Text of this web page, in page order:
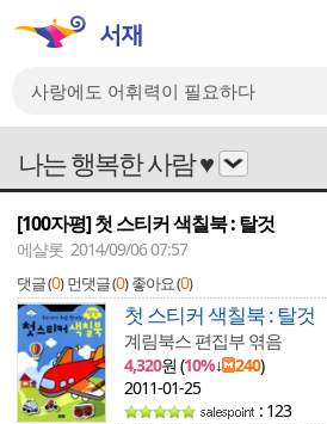
나는 행복한 사람 ♥
[100자평] 첫 스티커 색칠북 : 탈것
에샬롯 2014/09/06 07:57
댓글 (0) 먼댓글 (0) 좋아요 (0)
첫 스티커 색칠북 : 탈것
계림북스 편집부 엮음
4,320원 (10%↓ 240)
2011-01-25
: 123